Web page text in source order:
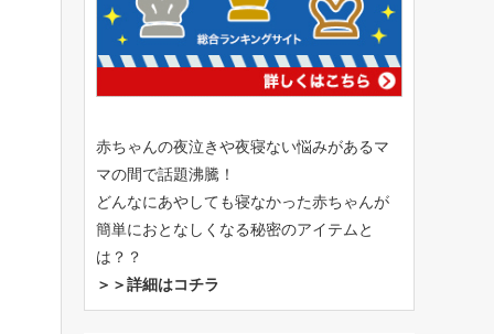
赤ちゃんの夜泣きや夜寝ない悩みがあるマ
マの間で話題沸騰！
どんなにあやしても寝なかった赤ちゃんが
簡単におとなしくなる秘密のアイテムと
は？？
＞＞詳細はコチラ